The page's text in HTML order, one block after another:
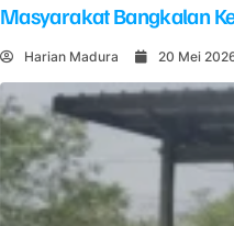
Masyarakat Bangkalan
Harian Madura 20 Mei